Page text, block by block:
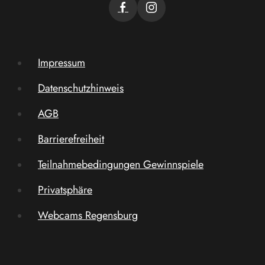
Impressum
Datenschutzhinweis
AGB
Barrierefreiheit
Teilnahmebedingungen Gewinnspiele
Privatsphäre
Webcams Regensburg